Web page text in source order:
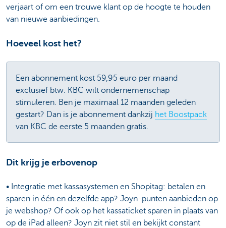
verjaart of om een trouwe klant op de hoogte te houden
van nieuwe aanbiedingen.
Hoeveel kost het?
Een abonnement kost 59,95 euro per maand
exclusief btw. KBC wilt ondernemenschap
stimuleren. Ben je maximaal 12 maanden geleden
gestart? Dan is je abonnement dankzij het Boostpack
van KBC de eerste 5 maanden gratis.
Dit krijg je erbovenop
• Integratie met kassasystemen en Shopitag: betalen en
sparen in één en dezelfde app? Joyn-punten aanbieden op
je webshop? Of ook op het kassaticket sparen in plaats van
op de iPad alleen? Joyn zit niet stil en bekijkt constant